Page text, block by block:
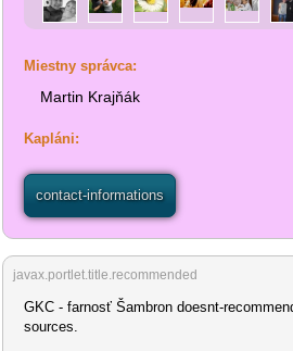
Miestny správca:
Martin Krajňák
Kapláni:
contact-informations
javax.portlet.title.recommended
GKC - farnosť Šambron doesnt-
sources.